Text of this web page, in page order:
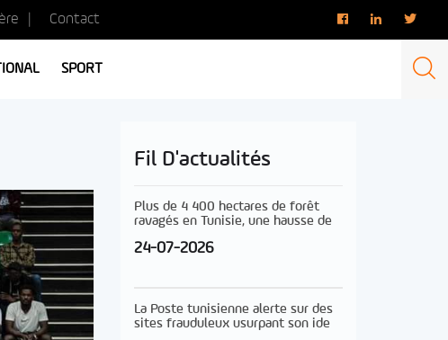
Contact
SPORT
Fil D'actualités
Plus de 4 400 hectares de forêt
ravagés en Tunisie, une hausse de
24-07-2026
La Poste tunisienne alerte sur des
sites frauduleux usurpant son ide